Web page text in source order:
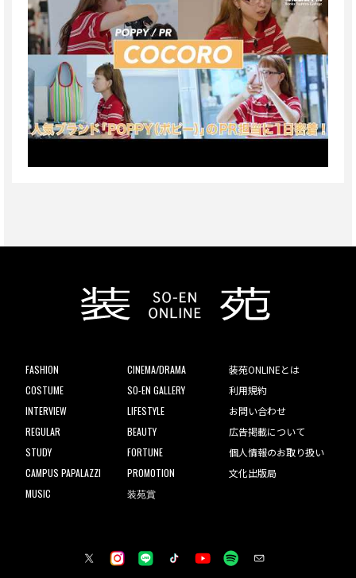
FASHION
COSTUME
INTERVIEW
REGULAR
STUDY
CAMPUS PAPALAZZI
MUSIC
CINEMA/DRAMA
SO-EN GALLERY
LIFESTYLE
BEAUTY
FORTUNE
PROMOTION
装苑賞
装苑ONLINEとは
利用規約
お問い合わせ
広告掲載について
個人情報のお取り扱い
文化出版局